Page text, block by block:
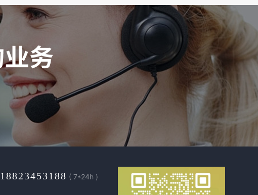
18823453188 ( 7*24h )